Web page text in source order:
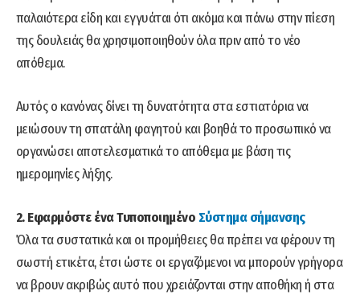
παλαιότερα είδη και εγγυάται ότι ακόμα και πάνω στην πίεση
της δουλειάς θα χρησιμοποιηθούν όλα πριν από το νέο
απόθεμα.
Αυτός ο κανόνας δίνει τη δυνατότητα στα εστιατόρια να
μειώσουν τη σπατάλη φαγητού και βοηθά το προσωπικό να
οργανώσει αποτελεσματικά το απόθεμα με βάση τις
ημερομηνίες λήξης.
2. Εφαρμόστε ένα Τυποποιημένο Σύστημα σήμανσης
Όλα τα συστατικά και οι προμήθειες θα πρέπει να φέρουν τη
σωστή ετικέτα, έτσι ώστε οι εργαζόμενοι να μπορούν γρήγορα
να βρουν ακριβώς αυτό που χρειάζονται στην αποθήκη ή στα